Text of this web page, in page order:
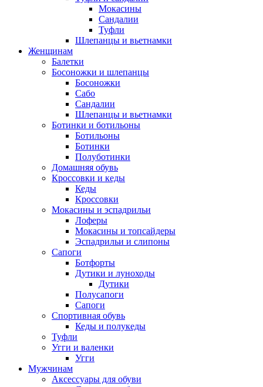
Мокасины
Сандалии
Туфли
Шлепанцы и вьетнамки
Женщинам
Балетки
Босоножки и шлепанцы
Босоножки
Сабо
Сандалии
Шлепанцы и вьетнамки
Ботинки и ботильоны
Ботильоны
Ботинки
Полуботинки
Домашняя обувь
Кроссовки и кеды
Кеды
Кроссовки
Мокасины и эспадрильи
Лоферы
Мокасины и топсайдеры
Эспадрильи и слипоны
Сапоги
Ботфорты
Дутики и луноходы
Дутики
Полусапоги
Сапоги
Спортивная обувь
Кеды и полукеды
Туфли
Угги и валенки
Угги
Мужчинам
Аксессуары для обуви